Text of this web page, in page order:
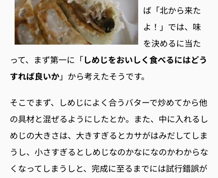
ば「北から来た
よ！」では、味
を決めるに当た
って、まず第一に「しめじをおいしく食べるにはどう
すれば良いか」から考えたそうです。
そこでまず、しめじによく合うバターで炒めてから他
の具材と混ぜるようにしたとか。また、中に入れるし
めじの大きさは、大きすぎるとカサがはみだしてしま
うし、小さすぎるとしめじなのかなになのかわからな
くなってしまうしと、完成に至るまでには試行錯誤が